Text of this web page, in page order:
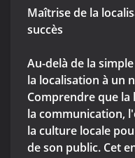
Maîtrise de la
succès
Au-delà de la
la localisation à un
Comprendre que
la communication,
la culture locale
de son public. Cet